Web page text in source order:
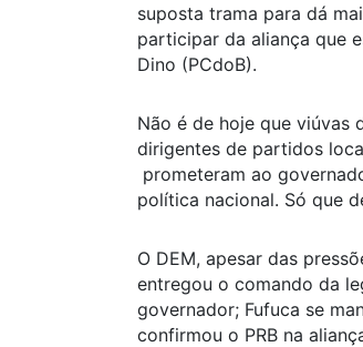
suposta trama para dá
participar da aliança que
Dino (PCdoB).
Não é de hoje que viúvas
dirigentes de partidos
prometeram ao
política nacional. Só que
O DEM, apesar das
entregou o comando da
governador; Fufuca se
confirmou o PRB na